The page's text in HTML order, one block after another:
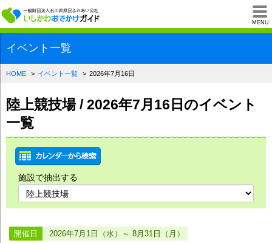
MENU
一般財団法人石川
イベント一覧
HOME イベント一覧 2026年7月16日
陸上競技場 / 2026年7月16日のイベント
一覧
施設で抽出する
開催日 2026年7月1日（水）～ 8月31日（月）